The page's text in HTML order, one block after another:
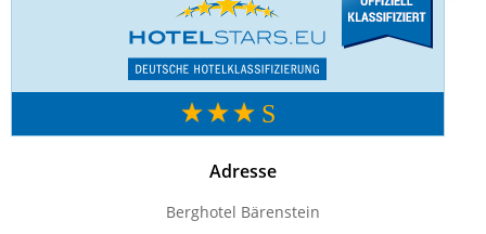
Adresse
Berghotel Bärenstein